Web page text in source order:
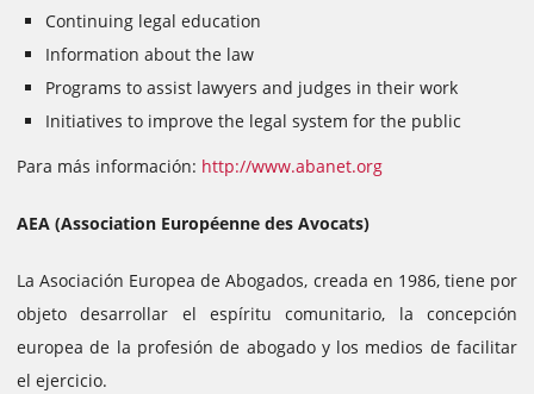
Continuing legal education
Information about the law
Programs to assist lawyers and judges in their work
Initiatives to improve the legal system for the public
Para más información: http://www.abanet.org
AEA (Association Européenne des Avocats)
La Asociación Europea de Abogados, creada en 1986, tiene por
objeto desarrollar el espíritu comunitario, la concepción
europea de la profesión de abogado y los medios de facilitar
el ejercicio.